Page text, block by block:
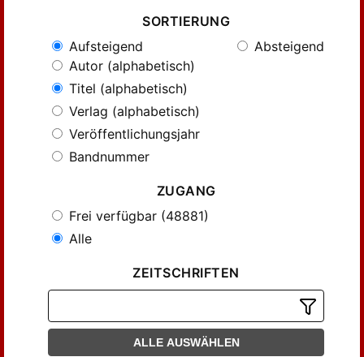
SORTIERUNG
Aufsteigend
Absteigend
Autor (alphabetisch)
Titel (alphabetisch)
Verlag (alphabetisch)
Veröffentlichungsjahr
Bandnummer
ZUGANG
Frei verfügbar (48881)
Alle
ZEITSCHRIFTEN
ALLE AUSWÄHLEN